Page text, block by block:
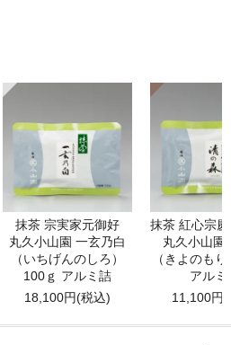
抹茶 宗実家元御好
丸久小山園 一玄乃白
（いちげんのしろ）
100ｇ アルミ詰
18,100円(税込)
抹茶 紅心宗
丸久小山園
（きよのも
アルミ
11,100円(